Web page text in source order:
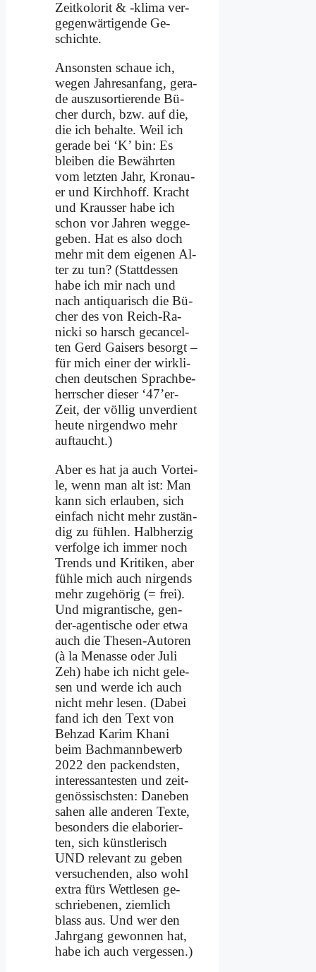
Zeit­ko­lo­rit & ‑kli­ma ver­
ge­gen­wär­ti­gen­de Ge­
schich­te.
An­son­sten schaue ich,
we­gen Jah­res­an­fang, ge­ra­
de aus­zu­sor­tie­ren­de Bü­
cher durch, bzw. auf die,
die ich be­hal­te. Weil ich
ge­ra­de bei ‘K’ bin: Es
blei­ben die Be­währ­ten
vom letz­ten Jahr, Kro­nau­
er und Kirch­hoff. Kracht
und Krau­sser ha­be ich
schon vor Jah­ren weg­ge­
ge­ben. Hat es al­so doch
mehr mit dem ei­ge­nen Al­
ter zu tun? (Statt­des­sen
ha­be ich mir nach und
nach an­ti­qua­risch die Bü­
cher des von Reich-Ra­
nicki so harsch ge­can­cel­
ten Gerd Gai­sers be­sorgt –
für mich ei­ner der wirk­li­
chen deut­schen Sprach­be­
herr­scher die­ser ‘47’er-
Zeit, der völ­lig un­ver­dient
heu­te nir­gend­wo mehr
auf­taucht.)
Aber es hat ja auch Vor­tei­
le, wenn man alt ist: Man
kann sich er­lau­ben, sich
ein­fach nicht mehr zu­stän­
dig zu füh­len. Halb­her­zig
ver­fol­ge ich im­mer noch
Trends und Kri­ti­ken, aber
füh­le mich auch nir­gends
mehr zu­ge­hö­rig (= frei).
Und mi­gran­ti­sche, gen­
der-agen­ti­sche oder et­wa
auch die The­sen-Au­toren
(à la Men­as­se oder Ju­li
Zeh) ha­be ich nicht ge­le­
sen und wer­de ich auch
nicht mehr le­sen. (Da­bei
fand ich den Text von
Behzad Ka­rim Kha­ni
beim Bach­mann­be­werb
2022 den packend­sten,
in­ter­es­san­te­sten und zeit­
ge­nös­sisch­sten: Da­ne­ben
sa­hen al­le an­de­ren Tex­te,
be­son­ders die ela­bo­rier­
ten, sich künst­le­risch
UND re­le­vant zu ge­ben
ver­su­chen­den, al­so wohl
ex­tra fürs Wett­le­sen ge­
schrie­be­nen, ziem­lich
blass aus. Und wer den
Jahr­gang ge­won­nen hat,
ha­be ich auch ver­ges­sen.)